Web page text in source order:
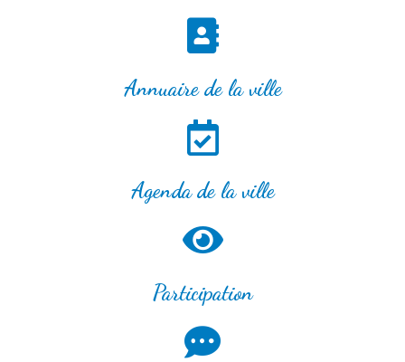
Annuaire de la ville
Agenda de la ville
Participation